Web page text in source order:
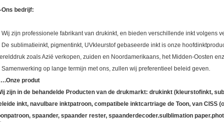
Ons bedrijf:
Wij zijn professionele fabrikant van drukinkt, en bieden verschillende inkt volgens
De sublimatieinkt, pigmentinkt, UVkleurstof gebaseerde inkt is onze
zoals Azië verkopen, zuiden en Noordamerikaans, het Midden-Oosten
Samenwerking op lange termijn met ons, zullen wij preferentieel beleid geven.
produt
zijn in de behandelde Producten van de drukmarkt: drukinkt (kleurstofinkt,
inkt, navulbare inktpatroon, compatibele inktcartriage de Toon, van CISS
spaander, spaander rester, spaanderdecoder.sulblimation